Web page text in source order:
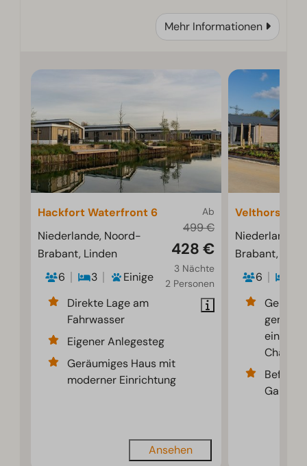
Mehr Informationen
Ab
499 €
428 €
3 Nächte
2 Personen
Hackfort Waterfront 6
Niederlande, Noord-
Brabant, Linden
6
3
Einige
Direkte Lage am
Fahrwasser
Eigener Anlegesteg
Geräumiges Haus mit
moderner Einrichtung
Ansehen
Velthorst 6
Niederlande,
Brabant,
6
Chalet